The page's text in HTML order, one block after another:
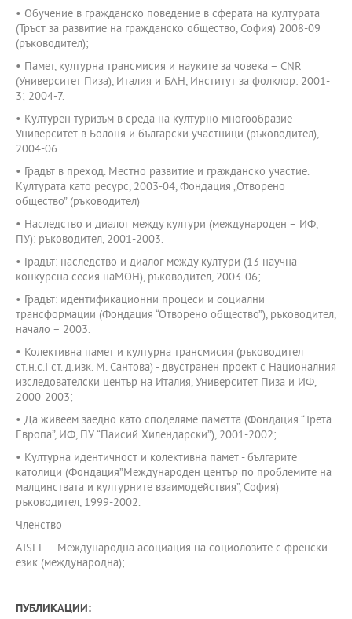
• Обучение в гражданско поведение в сферата на културата
(Тръст за развитие на гражданско общество, София) 2008-09
(ръководител);
• Памет, културна трансмисия и науките за човека – CNR
(Университет Пиза), Италия и БАН, Институт за фолклор: 2001-
3; 2004-7.
• Културен туризъм в среда на културно многообразие –
Университет в Болоня и български участници (ръководител),
2004-06.
• Градът в преход. Местно развитие и гражданско участие.
Културата като ресурс, 2003-04, Фондация „Отворено
общество” (ръководител)
• Наследство и диалог между култури (международен – ИФ,
ПУ): ръководител, 2001-2003.
• Градът: наследство и диалог между култури (13 научна
конкурсна сесия наМОН), ръководител, 2003-06;
• Градът: идентификационни процеси и социални
трансформации (Фондация “Отворено общество”), ръководител,
начало – 2003.
• Колективна памет и културна трансмисия (ръководител
ст.н.с.І ст. д.изк. М. Сантова) - двустранен проект с Националния
изследователски център на Италия, Университет Пиза и ИФ,
2000-2003;
• Да живеем заедно като споделяме паметта (Фондация “Трета
Европа”, ИФ, ПУ “Паисий Хилендарски”), 2001-2002;
• Културна идентичност и колективна памет - българите
католици (Фондация”Международен център по проблемите на
малцинствата и културните взаимодействия”, София)
ръководител, 1999-2002.
Членство
AISLF – Международна асоциация на социолозите с френски
език (международна);
ПУБЛИКАЦИИ: